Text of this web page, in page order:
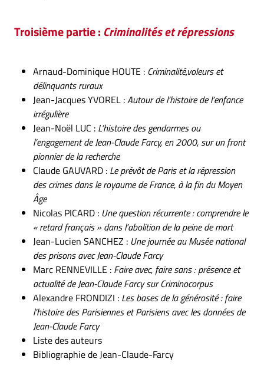
Troisième partie : Criminalités et répressions
Arnaud-Dominique HOUTE : Criminalité,voleurs et
délinquants ruraux
Jean-Jacques YVOREL :Autour de l’histoire de l’enfance
irrégulière
Jean-Noël LUC : L’histoire des gendarmes ou
l’engagement de Jean-Claude Farcy, en 2000, sur un front
pionnier de la recherche
Claude GAUVARD : Le prévôt de Paris et la répression
des crimes dans le royaume de France, à la fin du Moyen
Âge
Nicolas PICARD : Une question récurrente : comprendre le
« retard français » dans l’abolition de la peine de mort
Jean-Lucien SANCHEZ : Une journée au Musée national
des prisons avec Jean-Claude Farcy
Marc RENNEVILLE : Faire avec, faire sans : présence et
actualité de Jean-Claude Farcy sur Criminocorpus
Alexandre FRONDIZI : Les bases de la générosité : faire
l’histoire des Parisiennes et Parisiens avec les données de
Jean-Claude Farcy
Liste des auteurs
Bibliographie de Jean-Claude-Farcy